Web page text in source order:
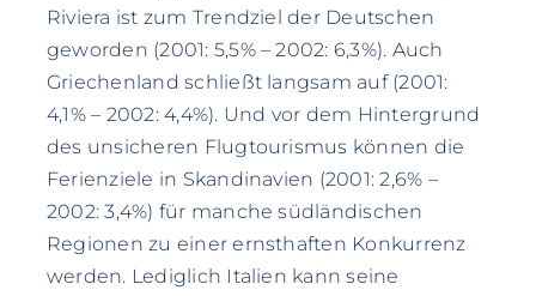
Riviera ist zum Trendziel der Deutschen
geworden (2001: 5,5% – 2002: 6,3%). Auch
Griechenland schließt langsam auf (2001:
4,1% – 2002: 4,4%). Und vor dem Hintergrund
des unsicheren Flugtourismus können die
Ferienziele in Skandinavien (2001: 2,6% –
2002: 3,4%) für manche südländischen
Regionen zu einer ernsthaften Konkurrenz
werden. Lediglich Italien kann seine